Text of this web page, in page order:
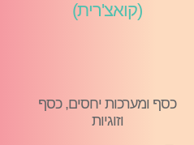
כסף ומערכות יחסים, כסף
וזוגיות